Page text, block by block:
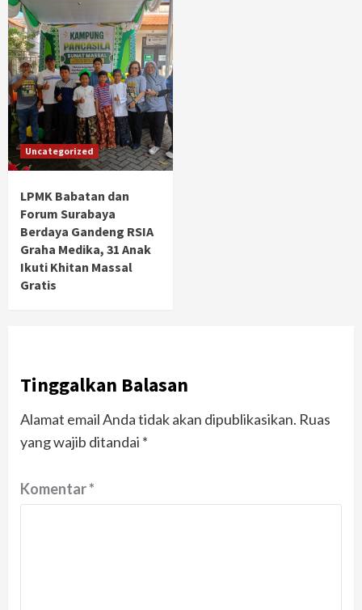
Uncategorized
LPMK Babatan dan
Forum Surabaya
Berdaya Gandeng RSIA
Graha Medika, 31 Anak
Ikuti Khitan Massal
Gratis
Tinggalkan Balasan
Alamat email Anda tidak akan dipublikasikan. Ruas
yang wajib ditandai *
Komentar*